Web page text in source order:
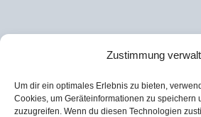
Zustimmung
Um dir ein optimales Erlebnis zu bieten,
Cookies, um Geräteinformationen zu speichern
zuzugreifen. Wenn du diesen Technologien
EXTERNES
Julian David